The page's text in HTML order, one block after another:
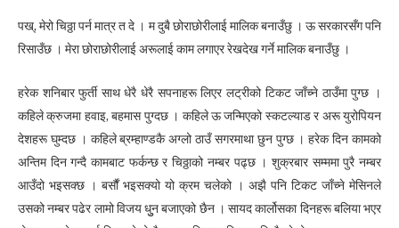
पख्, मेरो चिठ्ठा पर्न मात्र त दे । म दुबै छोराछोरीलाई मालिक बनाउँछु । ऊ सरकारसँग पनि
रिसाउँछ । मेरा छोराछोरीलाई अरूलाई काम लगाएर रेखदेख गर्ने मालिक बनाउँछु ।
हरेक शनिबार फुर्ती साथ धेरै धेरै सपनाहरू लिएर लट्रीको टिकट जाँच्ने ठाउँमा पुग्छ ।
कहिले क्रुजमा हवाइ, बहमास पुग्दछ । कहिले ऊ जन्मिएको स्कटल्याड र अरू युरोपियन
देशहरू घुम्दछ । कहिले ब्रम्हाण्डकै अग्लो ठाउँ सगरमाथा छुन पुग्छ । हरेक दिन कामको
अन्तिम दिन गन्दै कामबाट फर्कन्छ र चिठ्ठाको नम्बर पढ्छ । शुक्रबार सम्ममा पुरै नम्बर
आउँदो भइसक्छ । बर्सौं भइसक्यो यो क्रम चलेको । अझै पनि टिकट जाँच्ने मेसिनले
उसको नम्बर पढेर लामो विजय धुुन बजाएको छैन । सायद कार्लोसका दिनहरू बलिया भएर